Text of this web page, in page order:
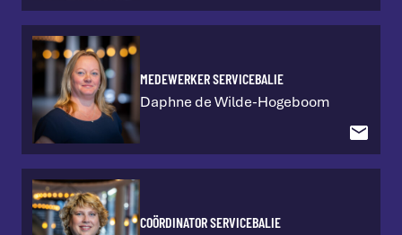
Techniek
Raad van toezicht
MEDEWERKER SERVICEBALIE
Daphne de Wilde-Hogeboom
COÖRDINATOR SERVICEBALIE